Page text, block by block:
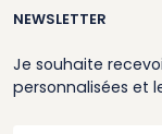
NEWSLETTER
Je souhaite
personnalisées et